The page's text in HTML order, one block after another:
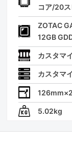
コア/20
ZOTAC
12GB
カスタマ
カスタマ
5.02kg